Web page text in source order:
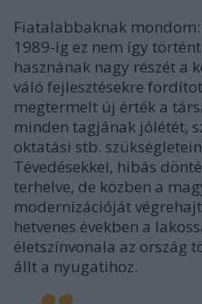
Fiatalabbaknak
1989-ig ez nem így
hasznának nagy részét a
váló fejlesztésekre
megtermelt új érték a
minden tagjának jólétét,
oktatási stb.
Tévedésekkel, hibás
terhelve, de közben a
modernizációját
hetvenes években a
életszínvonala az ország
állt a nyugatihoz.